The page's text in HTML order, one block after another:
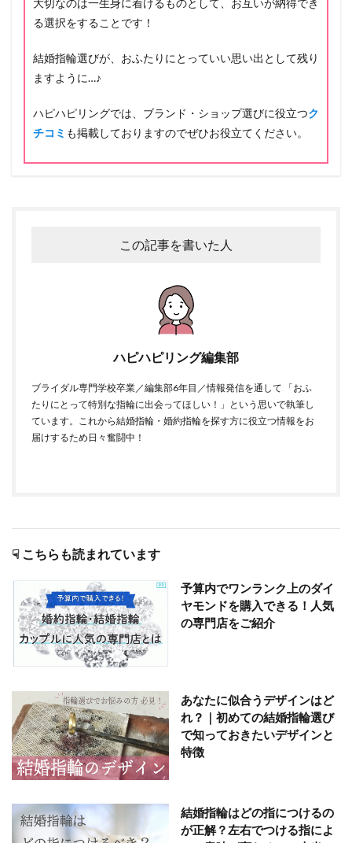
る選択をすることです！
結婚指輪選びが、おふたりにとっていい思い出として残り
ますように…♪
ハピハピリングでは、ブランド・ショップ選びに役立つク
チコミ も掲載しておりますのでぜひお役立てください。
この記事を書いた人
ハピハピリング編集部
ブライダル専門学校卒業／編集部6年目／情報発信を通して 「おふ
たりにとって特別な指輪に出会ってほしい！」という思いで執筆し
ています。これから結婚指輪・婚約指輪を探す方に役立つ情報をお
届けするため日々奮闘中！
☟ こちらも読まれています
予算内でワンランク上のダイ
ヤモンドを購入できる！人気
の専門店をご紹介
あなたに似合うデザインはど
れ？｜初めての結婚指輪選び
で知っておきたいデザインと
特徴
結婚指輪はどの指につけるの
が正解？左右でつける指によ